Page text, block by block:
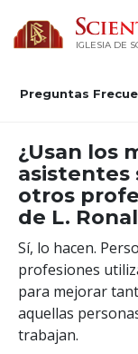
IGLESIA DE
Preguntas
¿Usan los
asistentes
otros
de L.
Sí, lo hacen.
profesiones
para mejorar
aquellas
trabajan.